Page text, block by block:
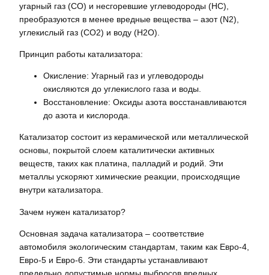
угарный газ (CO) и несгоревшие углеводороды (HC),
преобразуются в менее вредные вещества – азот (N2),
углекислый газ (CO2) и воду (H2O).
Принцип работы катализатора:
Окисление: Угарный газ и углеводороды
окисляются до углекислого газа и воды.
Восстановление: Оксиды азота восстанавливаются
до азота и кислорода.
Катализатор состоит из керамической или металлической
основы, покрытой слоем каталитически активных
веществ, таких как платина, палладий и родий. Эти
металлы ускоряют химические реакции, происходящие
внутри катализатора.
Зачем нужен катализатор?
Основная задача катализатора – соответствие
автомобиля экологическим стандартам, таким как Евро-4,
Евро-5 и Евро-6. Эти стандарты устанавливают
предельно допустимые нормы выбросов вредных